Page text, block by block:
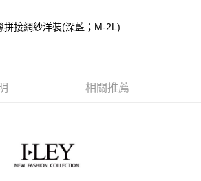
擇欲分期的期數、繳款截止日，確認付款後即完
】
簡訊認證，即可結帳。
務後，再付款。
含以上)免運費
拼接網紗洋裝(深藍；M-2L)
相關推薦